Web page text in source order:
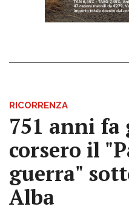
RICORRENZA
751 anni fa
corsero il
guerra"
Alba